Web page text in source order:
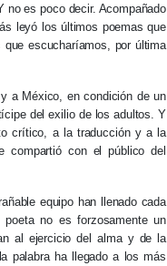
es poco decir. Acompañado
leyó los últimos poemas que
escucharíamos, por última
a México, en condición de un
del exilio de los adultos. Y
crítico, a la traducción y a la
compartió con el público del
equipo han llenado cada
no es forzosamente un
al ejercicio del alma y de la
palabra ha llegado a los más